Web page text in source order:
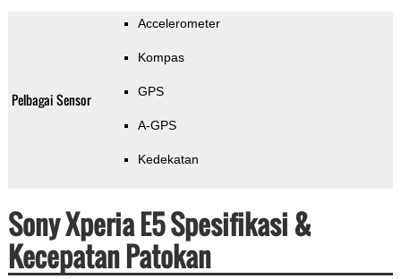
Pelbagai Sensor
Accelerometer
Kompas
GPS
A-GPS
Kedekatan
Sony Xperia E5 Spesifikasi &
Kecepatan Patokan